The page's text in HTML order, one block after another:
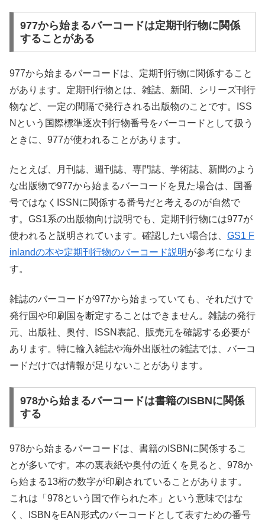
977から始まるバーコードは定期刊行物に関係
することがある
977から始まるバーコードは、定期刊行物に関係すること
があります。定期刊行物とは、雑誌、新聞、シリーズ刊行
物など、一定の間隔で発行される出版物のことです。ISS
Nという国際標準逐次刊行物番号をバーコードとして扱う
ときに、977が使われることがあります。
たとえば、月刊誌、週刊誌、専門誌、学術誌、新聞のよう
な出版物で977から始まるバーコードを見た場合は、国番
号ではなくISSNに関係する番号だと考えるのが自然で
す。GS1系の出版物向け説明でも、定期刊行物には977が
使われると説明されています。確認したい場合は、 GS1 F
inlandの本や定期刊行物のバーコード説明が参考になりま
す。
雑誌のバーコードが977から始まっていても、それだけで
発行国や印刷国を断定することはできません。雑誌の発行
元、出版社、奥付、ISSN表記、販売元を確認する必要が
あります。特に輸入雑誌や海外出版社の雑誌では、バーコ
ードだけでは情報が足りないことがあります。
978から始まるバーコードは書籍のISBNに関係
する
978から始まるバーコードは、書籍のISBNに関係するこ
とが多いです。本の裏表紙や奥付の近くを見ると、978か
ら始まる13桁の数字が印刷されていることがあります。
これは「978という国で作られた本」という意味ではな
く、ISBNをEAN形式のバーコードとして表すための番号